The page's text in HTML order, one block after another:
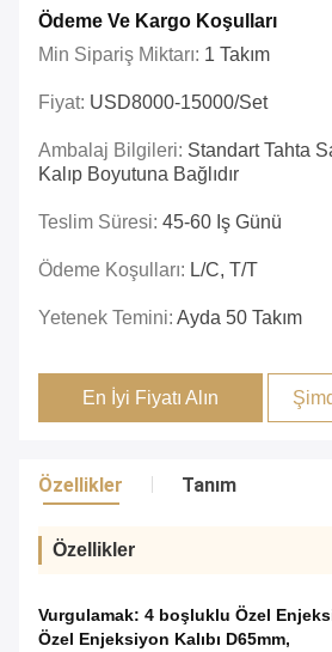
Ödeme Ve Kargo Koşulları
Min Sipariş Miktarı: 1 Takım
Fiyat: USD8000-15000/set
Ambalaj Bilgileri: Standart Tahta
Kalıp Boyutuna Bağlıdır
Teslim Süresi: 45-60 Iş Günü
Ödeme Koşulları: L/C, T/T
Yetenek Temini: Ayda 50 Takım
En İyi Fiyatı Alın
Özellikler Tanım
Özellikler
Vurgulamak: 4 boşluklu Özel
Özel Enjeksiyon Kalıbı D65mm,